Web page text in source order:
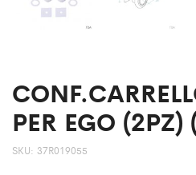
PER EGO (2PZ)
SKU: 37R019055